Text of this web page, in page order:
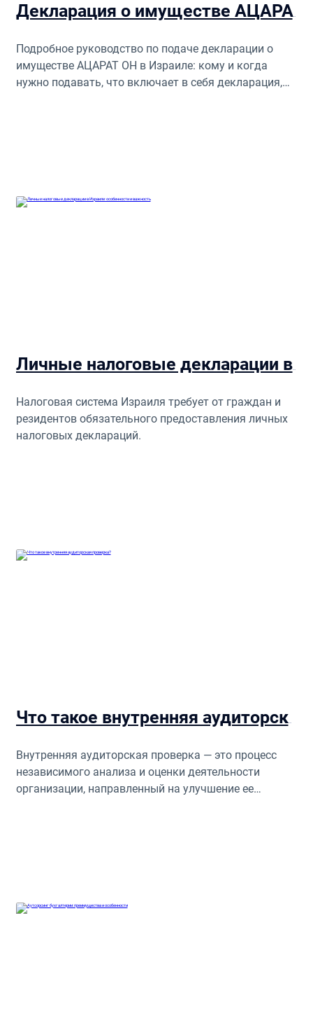
Декларация о имуществе АЦАРАТ ОН в Израиле: правила и рекомендации
Подробное руководство по подаче декларации о
имуществе АЦАРАТ ОН в Израиле: кому и когда
нужно подавать, что включает в себя декларация,
Личные налоговые декларации в Израиле: особенности и важность
Налоговая система Израиля требует от граждан и
резидентов обязательного предоставления личных
налоговых деклараций.
Что такое внутренняя аудиторская проверка?
Внутренняя аудиторская проверка — это процесс
независимого анализа и оценки деятельности
организации, направленный на улучшение ее